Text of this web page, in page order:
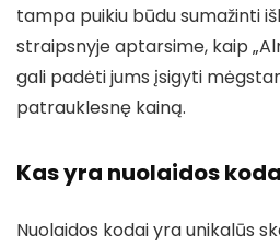
tampa puikiu būdu sumažinti
straipsnyje aptarsime, kaip
gali padėti jums įsigyti
patrauklesnę kainą.
Kas yra nuolaidos
Nuolaidos kodai yra unikalūs